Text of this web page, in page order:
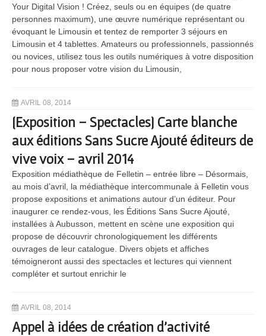
Your Digital Vision ! Créez, seuls ou en équipes (de quatre
personnes maximum), une œuvre numérique représentant ou
évoquant le Limousin et tentez de remporter 3 séjours en
Limousin et 4 tablettes. Amateurs ou professionnels, passionnés
ou novices, utilisez tous les outils numériques à votre disposition
pour nous proposer votre vision du Limousin,
AVRIL 08, 2014
[Exposition – Spectacles] Carte blanche
aux éditions Sans Sucre Ajouté éditeurs de
vive voix – avril 2014
Exposition médiathèque de Felletin – entrée libre – Désormais,
au mois d’avril, la médiathèque intercommunale à Felletin vous
propose expositions et animations autour d’un éditeur. Pour
inaugurer ce rendez-vous, les Éditions Sans Sucre Ajouté,
installées à Aubusson, mettent en scène une exposition qui
propose de découvrir chronologiquement les différents
ouvrages de leur catalogue. Divers objets et affiches
témoigneront aussi des spectacles et lectures qui viennent
compléter et surtout enrichir le
AVRIL 08, 2014
Appel à idées de création d’activité